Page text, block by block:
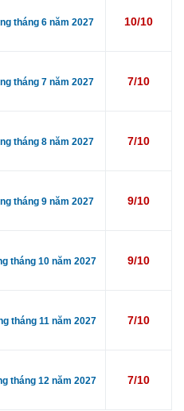
tháng 6 năm 2027 10/10
tháng 7 năm 2027 7/10
tháng 8 năm 2027 7/10
tháng 9 năm 2027 9/10
tháng 10 năm 2027 9/10
tháng 11 năm 2027 7/10
tháng 12 năm 2027 7/10